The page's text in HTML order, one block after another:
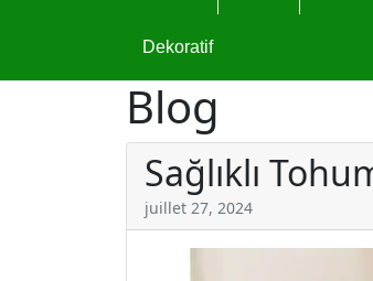
Dekoratif
Blog
Sağlıklı
juillet 27, 2024